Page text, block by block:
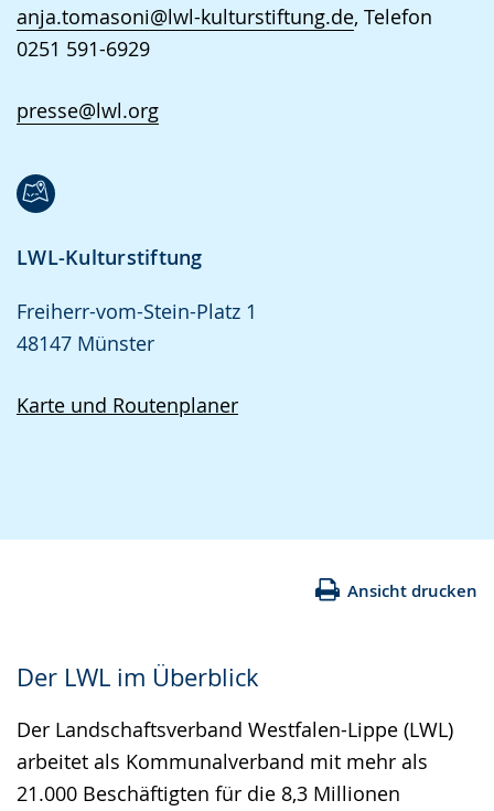
anja.tomasoni@lwl-kulturstiftung.de, Telefon
0251 591-6929
presse@lwl.org
LWL-Kulturstiftung
Freiherr-vom-Stein-Platz 1
48147 Münster
Karte und Routenplaner
Ansicht drucken
Der LWL im Überblick
Der Landschaftsverband Westfalen-Lippe (LWL)
arbeitet als Kommunalverband mit mehr als
21.000 Beschäftigten für die 8,3 Millionen